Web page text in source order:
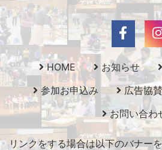
HOME お知らせ
参加お申込み
広告協賛
お問い合わ
リンクをする場合は以下のバナー